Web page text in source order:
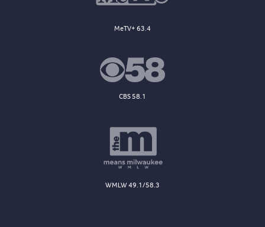
MeTV+ 63.4
CBS 58.1
WMLW 49.1/58.3